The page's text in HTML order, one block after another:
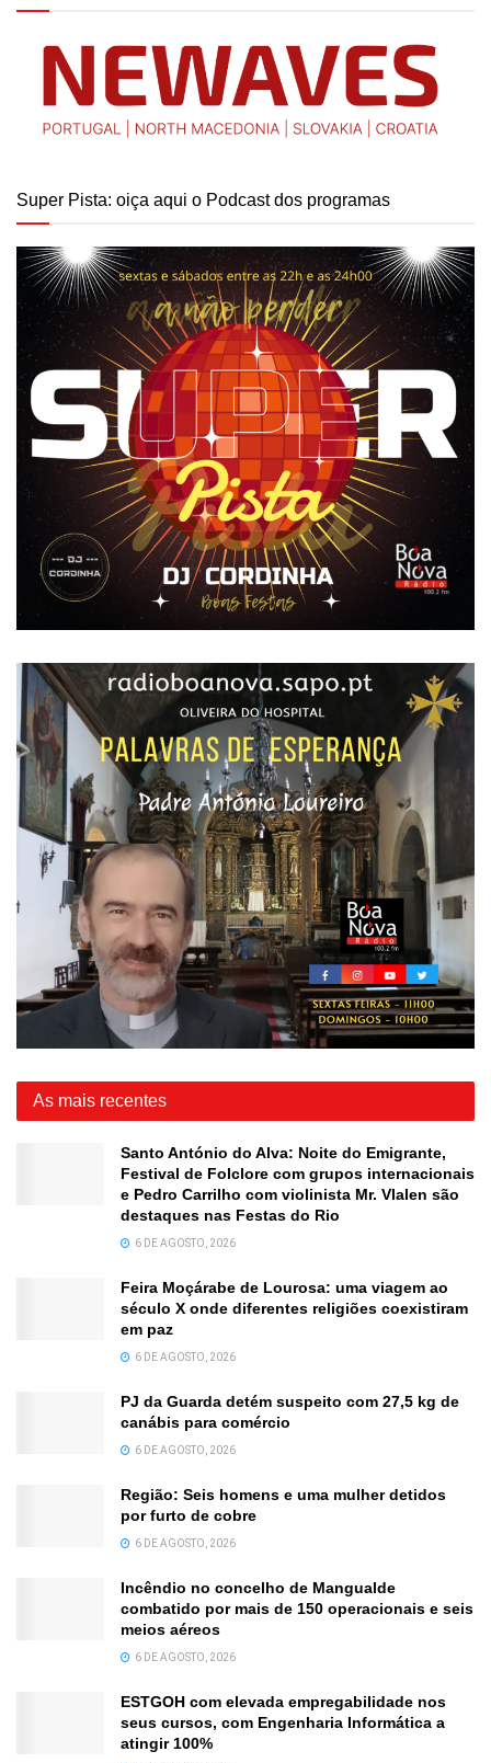
Super Pista: oiça aqui o Podcast dos programas
As mais recentes
Santo António do Alva: Noite do Emigrante,
Festival de Folclore com grupos internacionais
e Pedro Carrilho com violinista Mr. Vlalen são
destaques nas Festas do Rio
6 DE AGOSTO, 2026
Feira Moçárabe de Lourosa: uma viagem ao
século X onde diferentes religiões coexistiram
em paz
6 DE AGOSTO, 2026
PJ da Guarda detém suspeito com 27,5 kg de
canábis para comércio
6 DE AGOSTO, 2026
Região: Seis homens e uma mulher detidos
por furto de cobre
6 DE AGOSTO, 2026
Incêndio no concelho de Mangualde
combatido por mais de 150 operacionais e seis
meios aéreos
6 DE AGOSTO, 2026
ESTGOH com elevada empregabilidade nos
seus cursos, com Engenharia Informática a
atingir 100%